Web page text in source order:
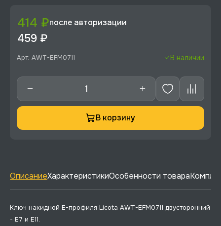
414 ₽после авторизации
459 ₽
Арт: AWT-EFM0711 В наличии
В корзину
ОписаниеХарактеристикиОсобенности товара
Ключ накидной E-профиля Licota AWT-EFM0711 двусторонний
- E7 и E11.